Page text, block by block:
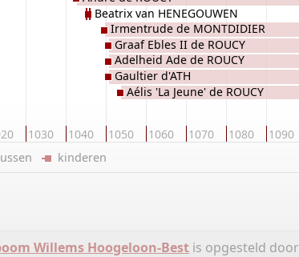
1030 1040 1050 1060 1070 1080 1090
Beatrix van HENEGOUWEN
Irmentrude de MONTDIDIER
Graaf Ebles II de ROUCY
Adelheid Ade de ROUCY
Gaultier d'ATH
Aélis 'La Jeune' de ROUCY
kinderen
Willems Hoogeloon-Best is opgesteld door